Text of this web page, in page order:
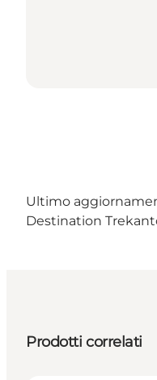
Ultimo
Destination
Prodotti correlati